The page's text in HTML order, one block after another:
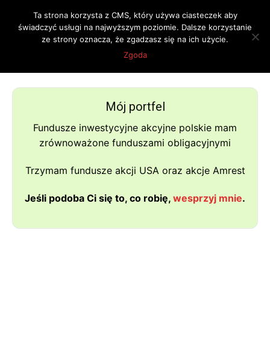
Strona główna Tagi Porady dla średnio-zamożnych
Tag: Porady dla średnio-zamożnych
Mój portfel
Fundusze inwestycyjne akcyjne polskie mam
zrównoważone funduszami obligacyjnymi
Trzymam fundusze akcji USA oraz akcje Amrest
Jeśli podoba Ci się to, co robię, wesprzyj mnie.
Ta strona korzysta z CMS, który używa ciasteczek aby
świadczyć usługi na najwyższym poziomie. Dalsze korzystanie
ze strony oznacza, że zgadzasz się na ich użycie.
Zgoda